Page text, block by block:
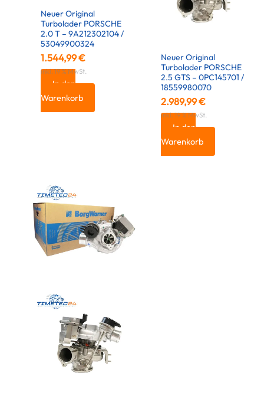
Neuer Original
Turbolader PORSCHE
2.0 T – 9A212302104 /
53049900324
1.544,99€
inkl. 19 % MwSt.
In den
Warenkorb
Neuer Original
Turbolader PORSCHE
2.5 GTS – 0PC145701 /
18559980070
2.989,99€
inkl. 19 % MwSt.
In den
Warenkorb